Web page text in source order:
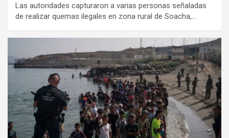
Las autoridades capturaron a varias personas señaladas
de realizar quemas ilegales en zona rural de Soacha,…